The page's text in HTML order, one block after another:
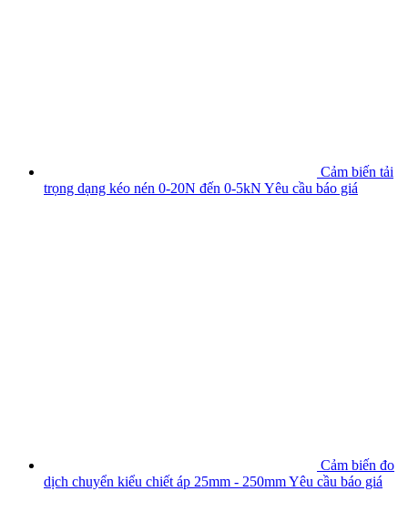
Cảm biến tải
trọng dạng kéo nén 0-20N đến 0-5kN Yêu cầu báo giá
Cảm biến đo
dịch chuyển kiểu chiết áp 25mm - 250mmYêu cầu báo giá